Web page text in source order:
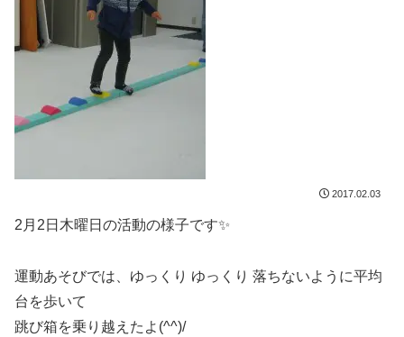
2017.02.03
2月2日木曜日の活動の様子です✨
運動あそびでは、ゆっくり ゆっくり 落ちないように平均
台を歩いて
跳び箱を乗り越えたよ(^^)/